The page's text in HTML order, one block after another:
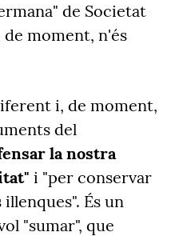
de Societat
de moment, n'és
i, de moment,
del
la nostra
i "per conservar
És un
"sumar", que